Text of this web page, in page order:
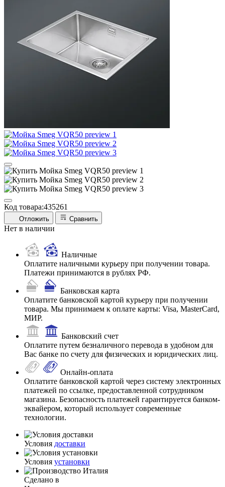
Код товара:435261
Отложить Сравнить
Нет в наличии
Наличные
Оплатите наличными курьеру при получении товара.
Платежи принимаются в рублях РФ.
Банковская карта
Оплатите банковской картой курьеру при получении
товара. Мы принимаем к оплате карты: Visa, MasterCard,
МИР.
Банковский счет
Оплатите путем безналичного перевода в удобном для
Вас банке по счету для физических и юридических лиц.
Онлайн-оплата
Оплатите банковской картой через систему электронных
платежей по ссылке, предоставленной сотрудником
магазина. Безопасность платежей гарантируется банком-
эквайером, который использует современные
технологии.
Условия доставки
Условия установки
Сделано в